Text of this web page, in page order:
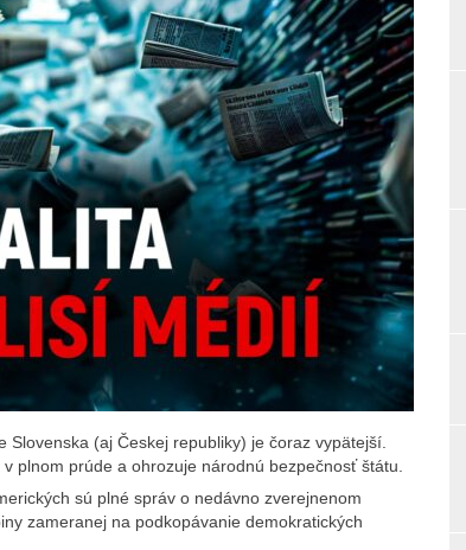
(aj Českej republiky) je čoraz vypätejší.
plnom prúde a ohrozuje národnú bezpečnosť štátu.
sú plné správ o nedávno zverejnenom
zameranej na podkopávanie demokratických